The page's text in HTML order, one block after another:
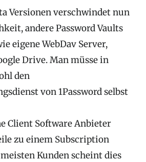
Versionen verschwindet nun
andere Password Vaults
eigene WebDav Server,
Drive. Man müsse in
den
von 1Password selbst
Client Software Anbieter
zu einem Subscription
Kunden scheint dies